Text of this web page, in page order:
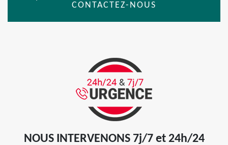
CONTACTEZ-NOUS
NOUS INTERVENONS 7j/7 et 24h/24